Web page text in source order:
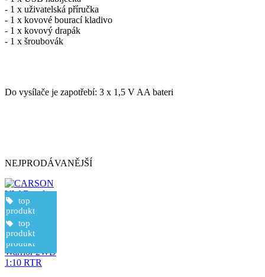
- 1 x uživatelská příručka
- 1 x kovové bourací kladivo
- 1 x kovový drapák
- 1 x šroubovák
Do vysílače je zapotřebí: 3 x 1,5 V AA bateri
NEJPRODÁVANĚJŠÍ
CARSON
VW Beattle
Warrior 2WD
1:10 RTR
doprava
zdarma
top
produkt
top
produkt
novinka
top
produkt
top
produkt